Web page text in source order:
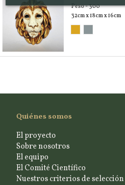
Peso - 300
32cm x 18cm x 16cm
Quiénes somos
El proyecto
Sobre nosotros
El equipo
El Comité Científico
Nuestros criterios de selección